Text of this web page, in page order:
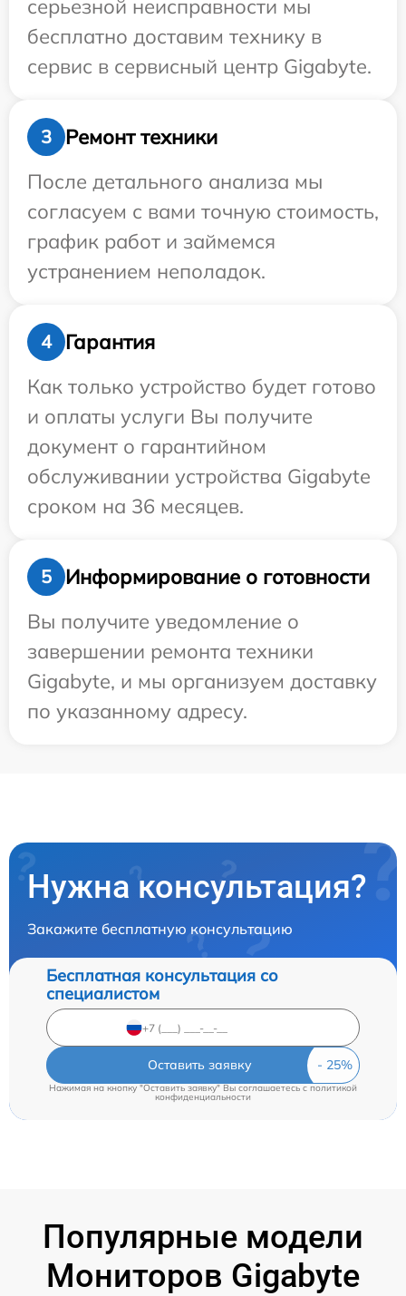
серьезной неисправности мы
бесплатно доставим технику в
сервис в сервисный центр Gigabyte.
3
Ремонт техники
После детального анализа мы
согласуем с вами точную стоимость,
график работ и займемся
устранением неполадок.
4
Гарантия
Как только устройство будет готово
и оплаты услуги Вы получите
документ о гарантийном
обслуживании устройства Gigabyte
сроком на 36 месяцев.
5
Информирование о готовности
Вы получите уведомление о
завершении ремонта техники
Gigabyte, и мы организуем доставку
по указанному адресу.
Нужна консультация?
Закажите бесплатную консультацию
Бесплатная консультация со
специалистом
Оставить заявку
Нажимая на кнопку "Оставить заявку" Вы соглашаетесь cполитикой
конфиденциальности
Популярные модели
Мониторов Gigabyte